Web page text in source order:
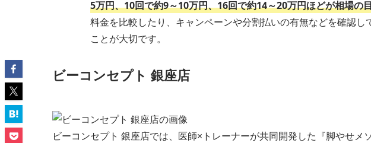
5万円、10回で約9～10万円、16回で約14～20万円ほどが相場の
料金を比較したり、キャンペーンや分割払いの有無などを確認し
ことが大切です。
ビーコンセプト 銀座店
ビーコンセプト 銀座店では、医師×トレーナーが共同開発した『脚やせメ